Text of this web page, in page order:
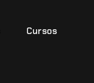
Cursos